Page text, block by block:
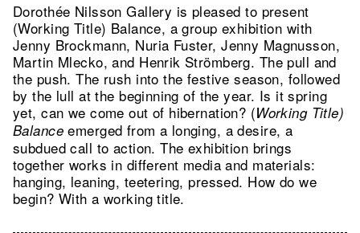
Dorothée Nilsson Gallery is pleased to present
(Working Title) Balance, a group exhibition with
Jenny Brockmann, Nuria Fuster, Jenny Magnusson,
Martin Mlecko, and Henrik Strömberg. The pull and
the push. The rush into the festive season, followed
by the lull at the beginning of the year. Is it spring
yet, can we come out of hibernation? (Working Title)
Balanceemerged from a longing, a desire, a
subdued call to action. The exhibition brings
together works in different media and materials:
hanging, leaning, teetering, pressed. How do we
begin? With a working title.